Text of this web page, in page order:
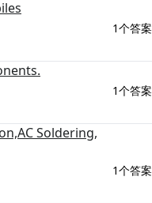
1个答案
1个答案
Soldering,
1个答案